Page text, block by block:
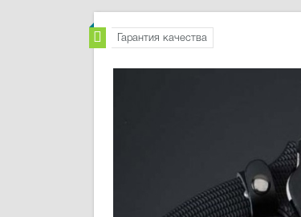
Гарантия качества